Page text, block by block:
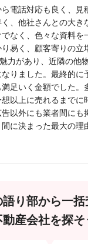
電話対応も良く、見
、他社さんとの大き
なく、色々な資料を
易く、顧客寄りの立
力があり、近隣の他
りました。最終的に
足いく金額でした。
以上に売れるまでに
以外にも業者間にも
に決まった最大の理
り部から一括
産会社を探そ